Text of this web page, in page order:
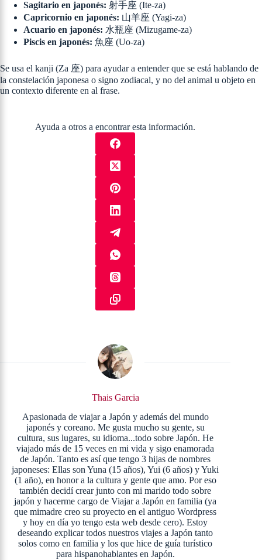
Sagitario en japonés: 射手座 (Ite-za)
Capricornio en japonés: 山羊座 (Yagi-za)
Acuario en japonés: 水瓶座 (Mizugame-za)
Piscis en japonés: 魚座 (Uo-za)
Se usa el kanji (Za 座) para ayudar a entender que se está hablando de
la constelación japonesa o signo zodiacal, y no del animal u objeto en
un contexto diferente en al frase.
Ayuda a otros a encontrar esta información.
Thais Garcia
Apasionada de viajar a Japón y además del mundo
japonés y coreano. Me gusta mucho su gente, su
cultura, sus lugares, su idioma...todo sobre Japón. He
viajado más de 15 veces en mi vida y sigo enamorada
de Japón. Tanto es así que tengo 3 hijas de nombres
japoneses: Ellas son Yuna (15 años), Yui (6 años) y Yuki
(1 año), en honor a la cultura y gente que amo. Por eso
también decidí crear junto con mi marido todo sobre
japón y hacerme cargo de Viajar a Japón en familia (ya
que mimadre creo su proyecto en el antiguo Wordpress
y hoy en día yo tengo esta web desde cero). Estoy
deseando explicar todos nuestros viajes a Japón tanto
solos como en familia y los que hice de guía turístico
para hispanohablantes en Japón.